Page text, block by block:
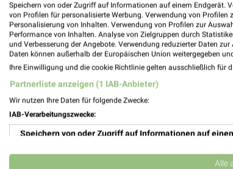
Lidl Hillesheim
54576 Hillesheim
Heute 07:00 - 21:00 Uhr |
Speichern von oder Zugriff auf Informationen auf einem Endgerät.
von Profilen für personalisierte Werbung. Verwendung von
Personalisierung von Inhalten. Verwendung von Profilen zur
Performance von Inhalten. Analyse von Zielgruppen durch
und Verbesserung der Angebote. Verwendung reduzierter Daten
Daten können außerhalb der Europäischen Union weitergegeben
Ihre Einwilligung und die cookie Richtlinie gelten ausschließlich für
Partnerliste anzeigen (1 IAB-Anbieter)
Wir nutzen Ihre Daten für folgende Zwecke:
IAB-Verarbeitungszwecke:
Speichern von oder Zugriff auf Informationen auf
Verwendung reduzierter Daten zur Auswahl von Alle